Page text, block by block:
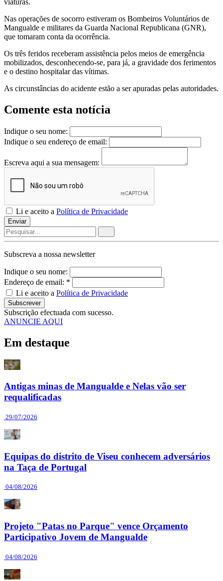
Nas operações de socorro estiveram os Bombeiros Voluntários de
Mangualde e militares da Guarda Nacional Republicana (GNR),
que tomaram conta da ocorrência.
Os três feridos receberam assistência pelos meios de emergência
mobilizados, desconhecendo-se, para já, a gravidade dos ferimentos
e o destino hospitalar das vítimas.
As circunstâncias do acidente estão a ser apuradas pelas autoridades.
Comente esta notícia
Indique o seu nome:
Indique o seu endereço de email:
Escreva aqui a sua mensagem:
Li e aceito a Política de Privacidade
Enviar
Subscreva a nossa newsletter
Indique o seu nome:
Endereço de email: *
Li e aceito a Política de Privacidade
Subscrever
Subscrição efectuada com sucesso.
ANUNCIE AQUI
Em destaque
Antigas minas de Mangualde e Nelas vão ser
requalificadas
29/07/2026
Equipas do distrito de Viseu conhecem adversários
na Taça de Portugal
04/08/2026
Projeto "Patas no Parque" vence Orçamento
Participativo Jovem de Mangualde
04/08/2026